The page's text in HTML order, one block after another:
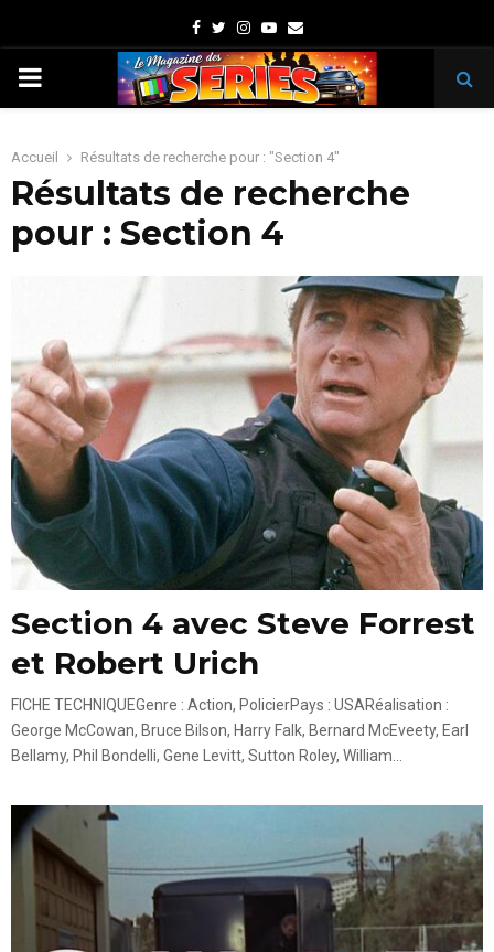
Facebook
TwitterInstagram
Youtube
Email
PRIMARY
Accueil Résultats de recherche pour : "Section 4"
Résultats de recherche
pour : Section 4
Section 4 avec Steve Forrest
et Robert Urich
FICHE TECHNIQUEGenre : Action, PolicierPays : USARéalisation :
George McCowan, Bruce Bilson, Harry Falk, Bernard McEveety, Earl
Bellamy, Phil Bondelli, Gene Levitt, Sutton Roley, William...